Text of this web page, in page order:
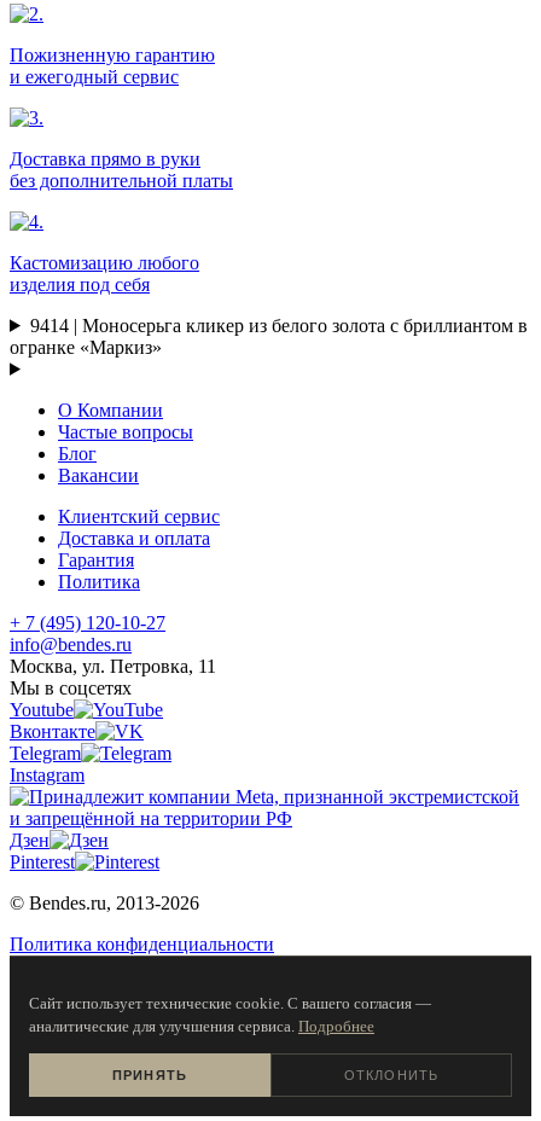
Пожизненную гарантию
и ежегодный сервис
Доставка прямо в руки
без дополнительной платы
Кастомизацию любого
изделия под себя
9414 | Моносерьга кликер из белого золота с бриллиантом в
огранке «Маркиз»
О Компании
Частые вопросы
Блог
Вакансии
Клиентский сервис
Доставка и оплата
Гарантия
Политика
+ 7 (495) 120-10-27
info@bendes.ru
Москва, ул. Петровка, 11
Мы в соцсетях
Youtube
Вконтакте
Telegram
Instagram
Дзен
Pinterest
© Bendes.ru, 2013-2026
Политика конфиденциальности
Сайт использует технические cookie. С вашего согласия —
аналитические для улучшения сервиса. Подробнее
ПРИНЯТЬ ОТКЛОНИТЬ